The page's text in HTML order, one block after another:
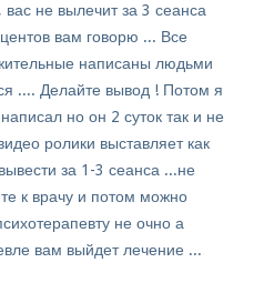
не вылечит за 3 сеанса
вам говорю ... Все
написаны людьми
.... Делайте вывод ! Потом я
но он 2 суток так и не
ролики выставляет как
за 1-3 сеанса ...не
к врачу и потом можно
не очно а
вам выйдет лечение ...